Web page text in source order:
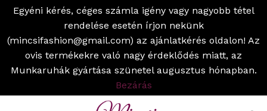
Egyéni kérés, céges számla igény vagy nagyobb tétel
rendelése esetén írjon nekünk
(mincsifashion@gmail.com) az ajánlatkérés oldalon! Az
ovis termékekre való nagy érdeklődés miatt, az
Munkaruhák gyártása szünetel augusztus hónapban.
Bezárás